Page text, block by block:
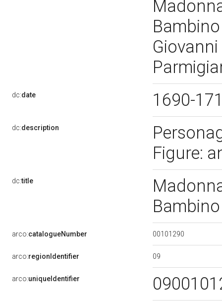
dc:date 1690-
dc:description
Figure:
dc:title
arco:catalogueNumber 00101290
arco:regionIdentifier 09
arco:uniqueIdentifier